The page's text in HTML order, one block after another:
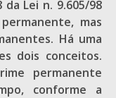
Lei n. 9.605/98
mas
Há uma
dois conceitos.
permanente
conforme a